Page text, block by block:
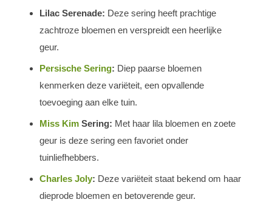
Lilac Serenade: Deze sering heeft prachtige
zachtroze bloemen en verspreidt een heerlijke
geur.
Persische Sering: Diep paarse bloemen
kenmerken deze variëteit, een opvallende
toevoeging aan elke tuin.
Miss Kim Sering: Met haar lila bloemen en zoete
geur is deze sering een favoriet onder
tuinliefhebbers.
Charles Joly: Deze variëteit staat bekend om haar
dieprode bloemen en betoverende geur.